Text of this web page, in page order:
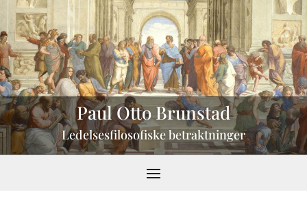
Paul Otto Brunstad
Ledelsesfilosofiske betraktninger